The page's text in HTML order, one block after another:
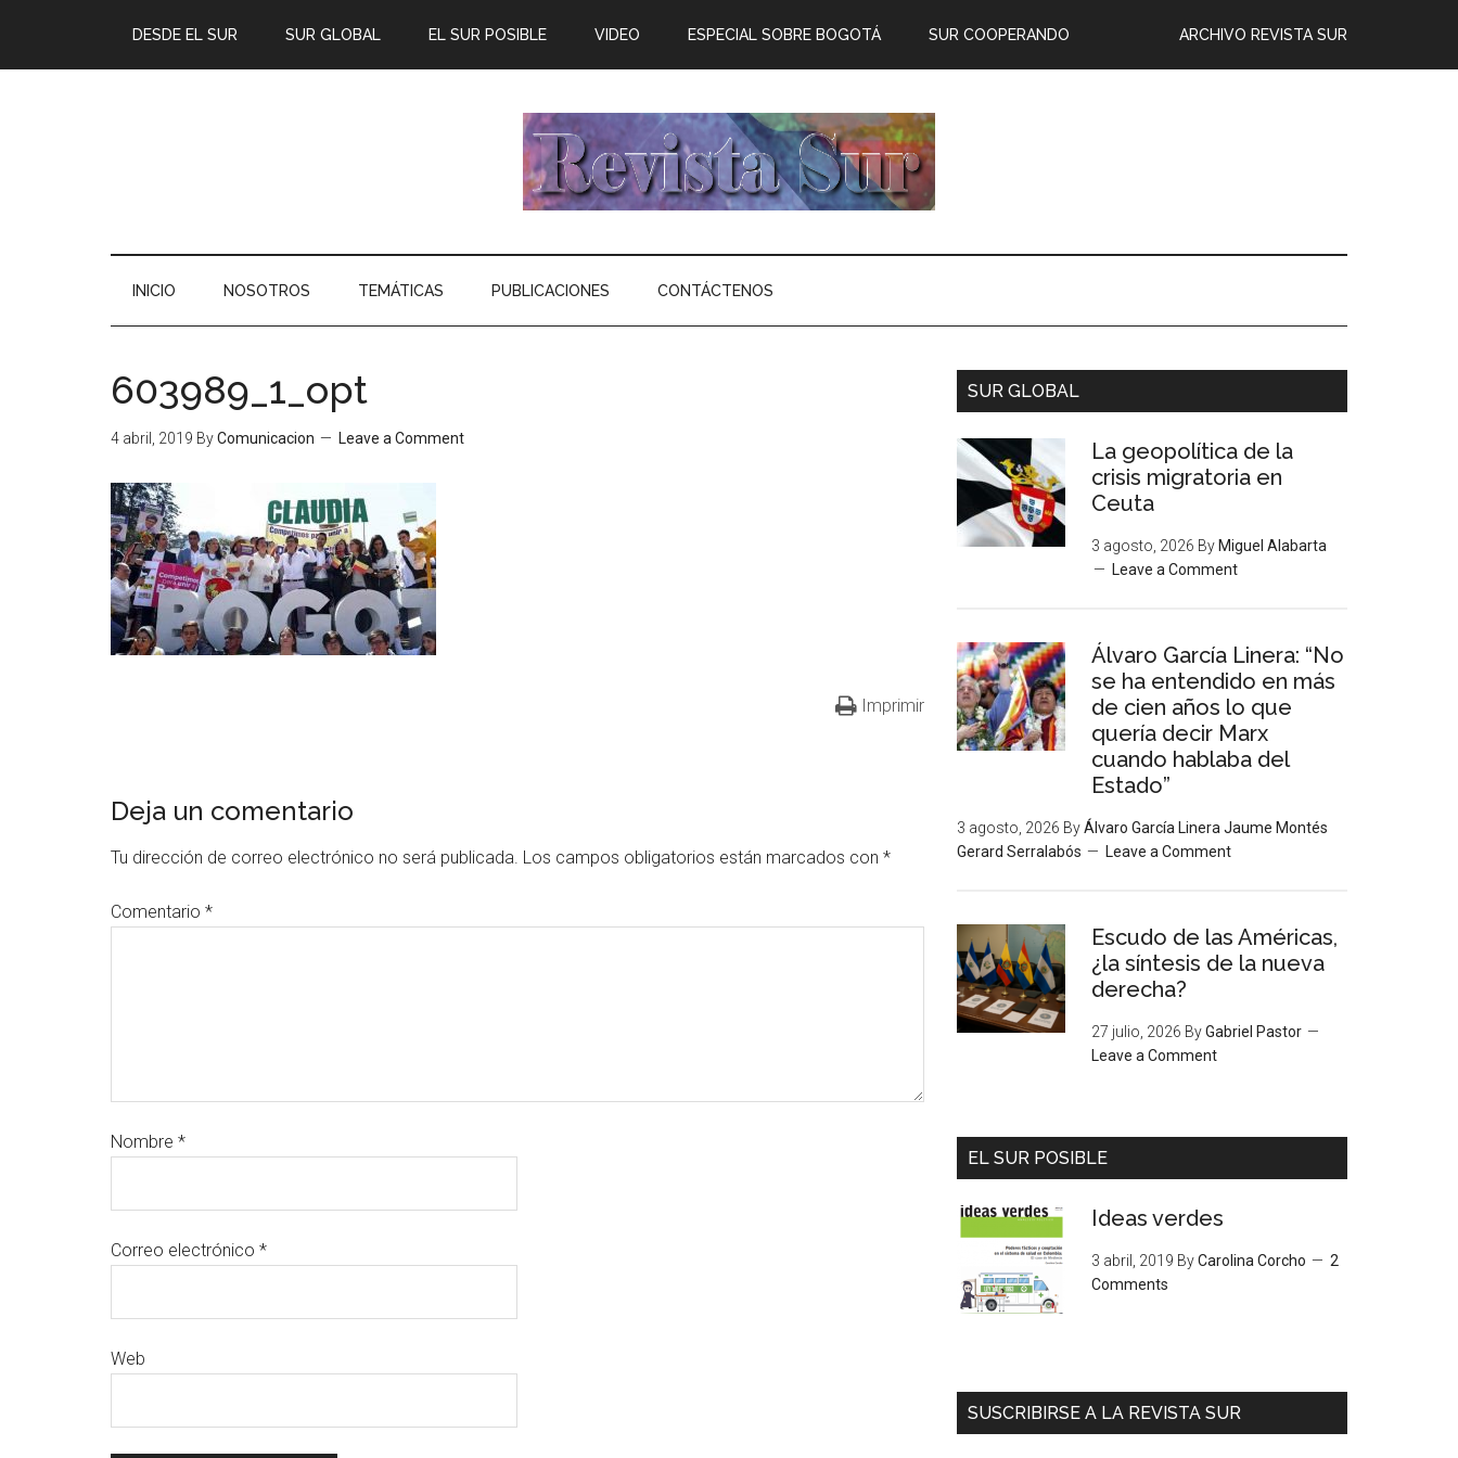
DESDE EL SUR SUR GLOBAL EL SUR POSIBLE ARCHIVO REVISTA SUR
VIDEO ESPECIAL SOBRE BOGOTÁ SUR COOPERANDO
INICIO NOSOTROS TEMÁTICAS PUBLICACIONES CONTÁCTENOS
603989_1_opt
4 abril, 2019 ByComunicacion Leave a Comment
Imprimir
Deja un comentario
Tu dirección de correo electrónico no será publicada. Los campos obligatorios están marcados con *
Comentario *
Nombre *
Correo electrónico *
Web
SUR GLOBAL
La geopolítica de la
crisis migratoria en
Ceuta
3 agosto, 2026 By Miguel Alabarta
Leave a Comment
Álvaro García Linera: “No
se ha entendido en más
de cien años lo que
quería decir Marx
cuando hablaba del
Estado”
3 agosto, 2026 ByÁlvaro García Linera Jaume Montés
Gerard Serralabós
Leave a Comment
Escudo de las Américas,
¿la síntesis de la nueva
derecha?
27 julio, 2026 ByGabriel Pastor
Leave a Comment
EL SUR POSIBLE
Ideas verdes
3 abril, 2019 ByCarolina Corcho
2
Comments
SUSCRIBIRSE A LA REVISTA SUR